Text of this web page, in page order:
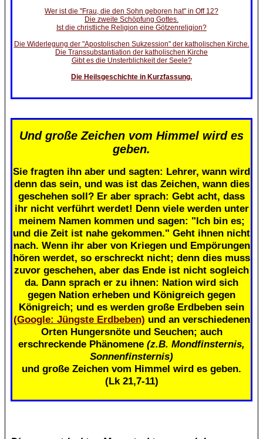
Wer ist die "Frau, die den Sohn geboren hat" in Off 12?
Die zweite Schöpfung Gottes.
Ist die christliche Religion eine Götzenreligion?
Die Widerlegung der "Apostolischen Sukzession" der katholischen Kirche.
Die Transsubstantiation der katholischen Kirche
Gibt es die Unsterblichkeit der Seele?
Die Heilsgeschichte in Kurzfassung.
Und große Zeichen vom Himmel wird es
geben.
Sie fragten ihn aber und sagten: Lehrer, wann wird
denn das sein, und was ist das Zeichen, wann dies
geschehen soll? Er aber sprach: Gebt acht, dass
ihr nicht verführt werdet! Denn viele werden unter
meinem Namen kommen und sagen: "Ich bin es;
und die Zeit ist nahe gekommen." Geht ihnen nicht
nach. Wenn ihr aber von Kriegen und Empörungen
hören werdet, so erschreckt nicht; denn dies muss
zuvor geschehen, aber das Ende ist nicht sogleich
da. Dann sprach er zu ihnen: Nation wird sich
gegen Nation erheben und Königreich gegen
Königreich; und es werden große Erdbeben sein
(Google: Jüngste Erdbeben) und an verschiedenen
Orten Hungersnöte und Seuchen; auch
erschreckende Phänomene (z.B. Mondfinsternis,
Sonnenfinsternis)
und große Zeichen vom Himmel wird es geben.
(Lk 21,7-11)